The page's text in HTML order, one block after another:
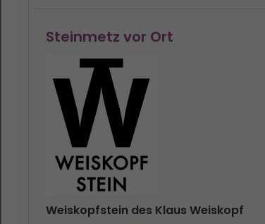
Steinmetz vor Ort
Weiskopfstein des Klaus Weiskopf